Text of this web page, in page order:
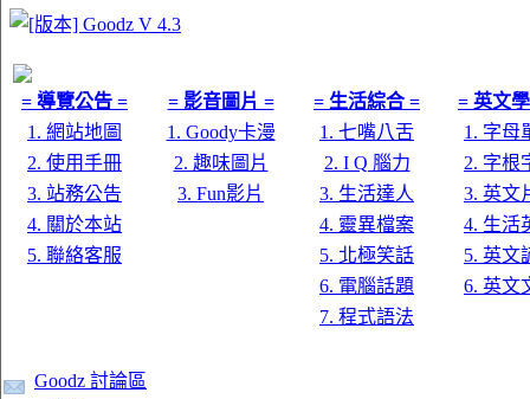
= 導覽公告 = = 影音圖片 = = 生活綜合 =
= 英文
1. 網站地圖
1. Goody卡漫 1. 七嘴八舌
1. 字母
2. 使用手冊
2. 趣味圖片 2. I Q 腦力
2. 字根
3. 站務公告
3. Fun影片 3. 生活達人
3. 英文
4. 關於本站
4. 靈異檔案
4. 生活
5. 聯絡客服
5. 北極笑話
5. 英文
6. 電腦話題
6. 英文
7. 程式語法
Goodz 討論區